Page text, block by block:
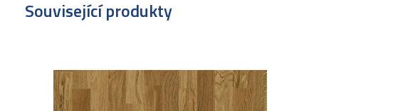
Související produkty